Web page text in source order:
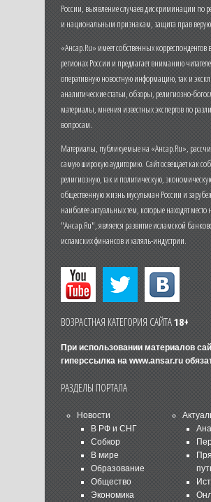
России, выявление случаев дискриминации по
и национальным признакам, защита прав
«Ансар.Ru» имеет собственных
регионах России и предлагает вниманию
оперативную новостную информацию, так и
аналитические статьи, обзоры, религиозно-
материалы, мнения известных экспертов по
вопросам.
Материалы, публикуемые на «Ансар.Ru»,
самую широкую аудиторию. Сайт освещает как
религиозную, так и политическую,
общественную жизнь мусульман России и
наиболее актуальных тем, которые находят место
"Ансар.Ru", является развитие исламской
исламских финансов и халяль-индустрии.
ВОЗРАСТНАЯ КАТЕГОРИЯ САЙТА18+
При использовании материалов
гиперссылка на www.ansar.ru
РАЗДЕЛЫ ПОРТАЛА
Новости
В РФ и СНГ
Собкор
В мире
Образование
Общество
Экономика